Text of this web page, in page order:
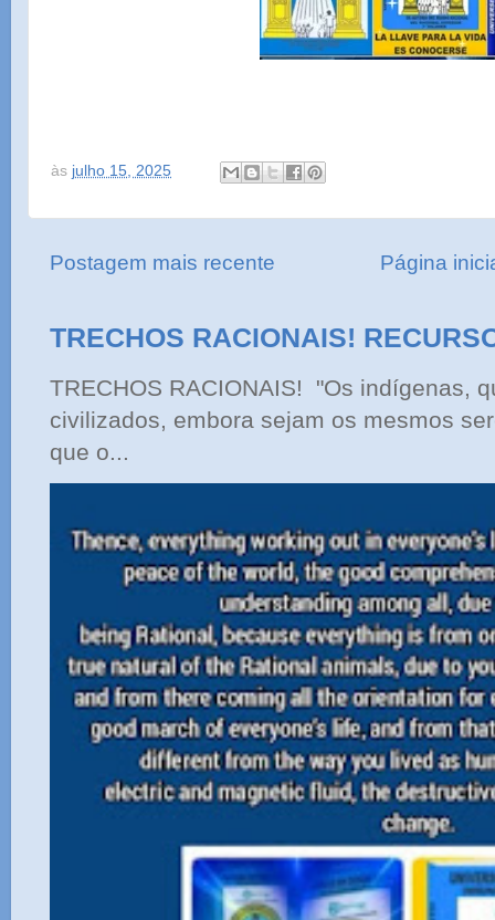
às julho 15, 2025
Postagem mais recente Página
TRECHOS RACIONAIS!
TRECHOS RACIONAIS! "Os indígenas,
civilizados, embora sejam os mesmos
que o...